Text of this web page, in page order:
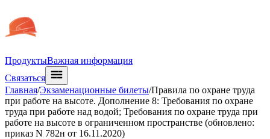
ПродуктыВажная информация
Связаться
Главная/Экзаменационные билеты/Правила по охране труда
при работе на высоте. Дополнение 8: Требования по охране
труда при работе над водой; Требования по охране труда при
работе на высоте в ограниченном пространстве (обновлено:
приказ N 782н от 16.11.2020)